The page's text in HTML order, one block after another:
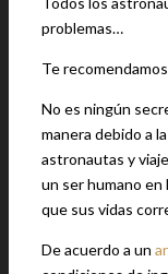
problemas…
Te
No es ningún
manera debido a
astronautas y
un ser humano
que sus vidas
De acuerdo a un